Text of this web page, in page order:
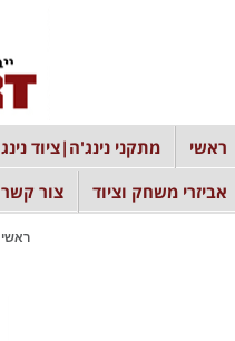
ראשי מתקני נינג'ה|ציוד
אביזרי משחק וציוד
צור קשר
ראשי